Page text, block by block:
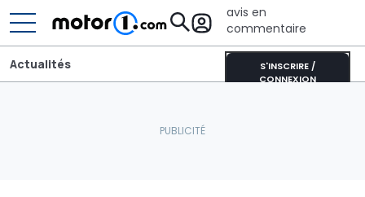
avis en
commentaire
S'INSCRIRE /
CONNEXION
Actualités